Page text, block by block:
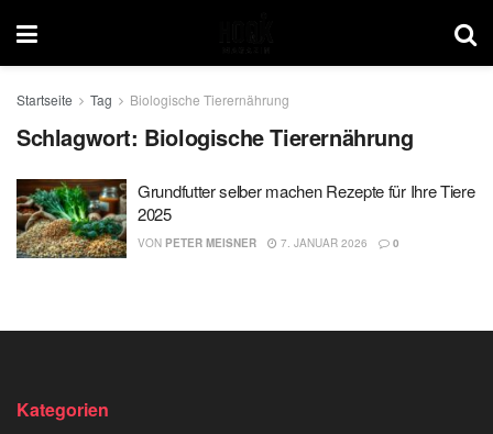
Startseite Tag Biologische Tierernährung
Schlagwort: Biologische Tierernährung
Grundfutter selber machen Rezepte für Ihre Tiere
2025
VON PETER MEISNER 7. JANUAR 2026 0
Kategorien